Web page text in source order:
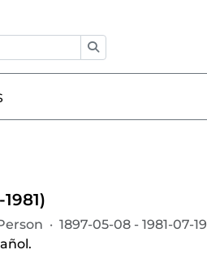
· 1897-05-08 - 1981-07-19